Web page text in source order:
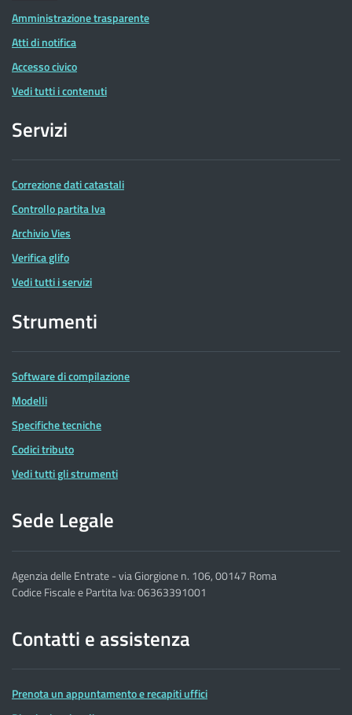
Amministrazione trasparente
Atti di notifica
Accesso civico
Vedi tutti i contenuti
Servizi
Correzione dati catastali
Controllo partita Iva
Archivio Vies
Verifica glifo
Vedi tutti i servizi
Strumenti
Software di compilazione
Modelli
Specifiche tecniche
Codici tributo
Vedi tutti gli strumenti
Sede Legale
Agenzia delle Entrate - via Giorgione n. 106, 00147 Roma
Codice Fiscale e Partita Iva: 06363391001
Contatti e assistenza
Prenota un appuntamento e recapiti uffici